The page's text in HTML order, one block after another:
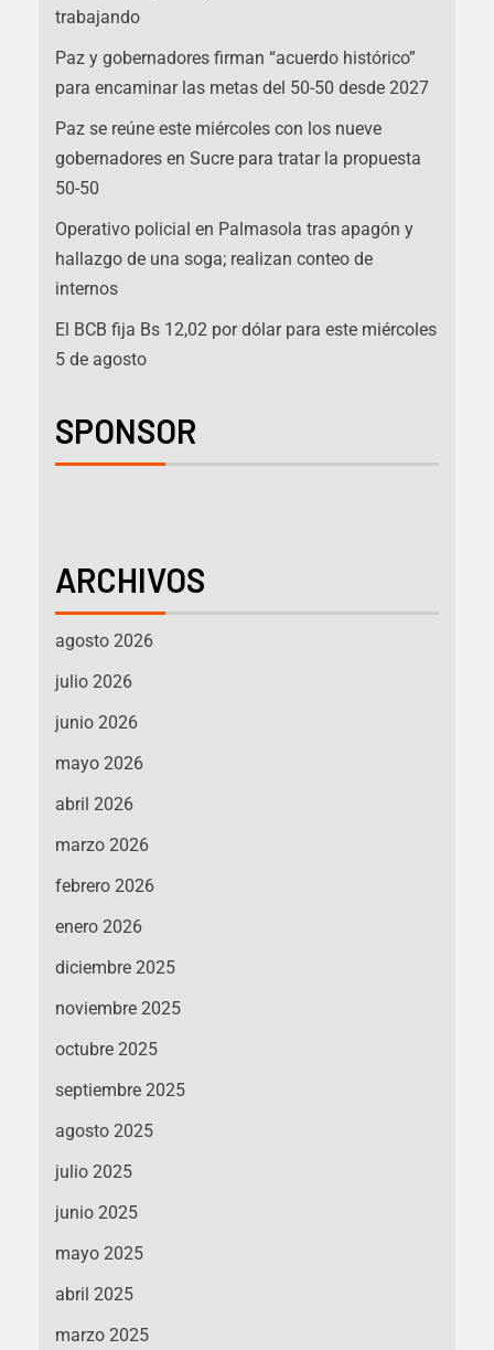
trabajando
Paz y gobernadores firman “acuerdo histórico”
para encaminar las metas del 50-50 desde 2027
Paz se reúne este miércoles con los nueve
gobernadores en Sucre para tratar la propuesta
50-50
Operativo policial en Palmasola tras apagón y
hallazgo de una soga; realizan conteo de
internos
El BCB fija Bs 12,02 por dólar para este miércoles
5 de agosto
SPONSOR
ARCHIVOS
agosto 2026
julio 2026
junio 2026
mayo 2026
abril 2026
marzo 2026
febrero 2026
enero 2026
diciembre 2025
noviembre 2025
octubre 2025
septiembre 2025
agosto 2025
julio 2025
junio 2025
mayo 2025
abril 2025
marzo 2025